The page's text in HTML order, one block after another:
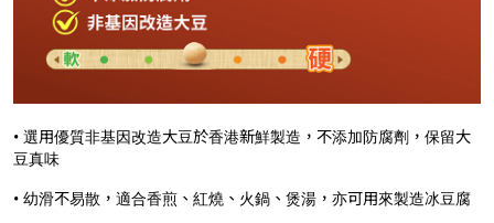
• 選用優質非基因改造大豆於香港新鮮製造，不添加防腐劑，保留大
豆真味
• 幼滑不易散，適合香煎、紅燒、火鍋、煲湯，亦可用來製造冰豆腐